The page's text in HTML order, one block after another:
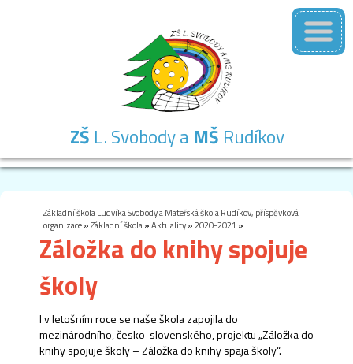
ZŠ L. Svobody a MŠ Rudíkov
Základní škola Ludvíka Svobody a Mateřská škola Rudíkov, příspěvková
organizace»Základní škola»Aktuality»2020-2021 »
Záložka do knihy spojuje
školy
I v letošním roce se naše škola zapojila do
mezinárodního, česko-slovenského, projektu „Záložka do
knihy spojuje školy – Záložka do knihy spaja školy“.